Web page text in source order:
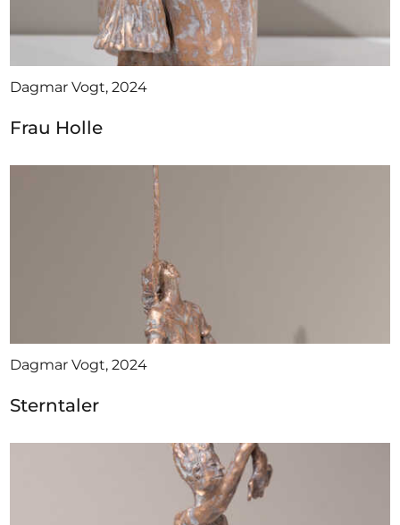
Dagmar Vogt, 2024
Frau Holle
Dagmar Vogt, 2024
Sterntaler